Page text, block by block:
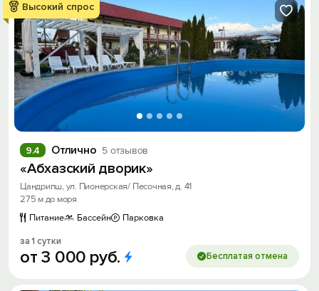
Высокий спрос
Отлично 5 отзывов
9.4
«Абхазский дворик»
Цандрипш, ул. Пионерская/ Песочная, д. 41
275 м до моря
Питание
Бассейн Парковка
за 1 сутки
от3 000 руб. Бесплатая отмена